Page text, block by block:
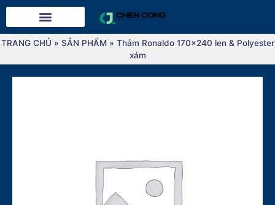
TRANG CHỦ » SẢN PHẨM » Thảm Ronaldo 170×240 len & Polyester
xám